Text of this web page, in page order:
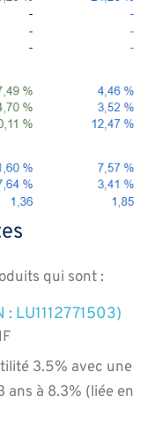
qui sont :
LU1112771503)
3.5% avec une
ans à 8.3% (liée en